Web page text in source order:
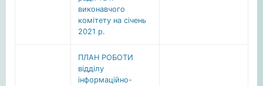
виконавчого
комітету на січень
2021 р.
ПЛАН РОБОТИ
відділу
інформаційно-